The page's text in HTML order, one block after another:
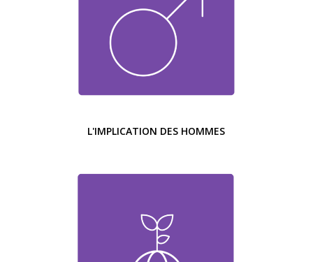
L'IMPLICATION DES HOMMES